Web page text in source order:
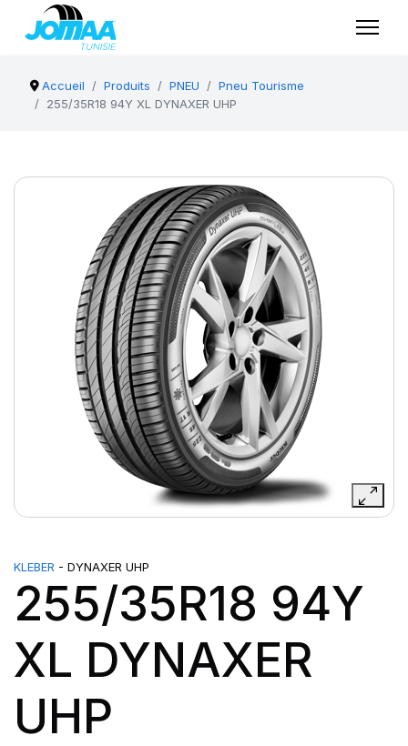
Accueil Produits PNEU
Pneu Tourisme
255/35R18 94Y XL DYNAXER UHP
KLEBER - DYNAXER UHP
255/35R18 94Y
XL DYNAXER
UHP